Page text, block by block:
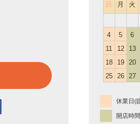
日 月 火
4
5 6
11
12 13
18
19 20
25
26 27
休業日(
開店時